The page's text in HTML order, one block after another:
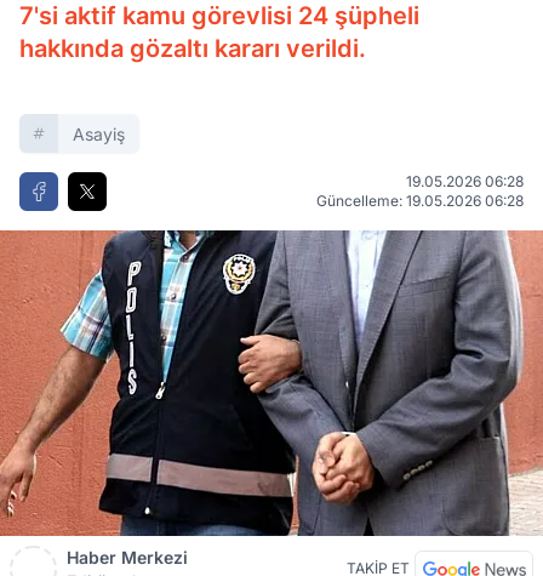
7'si aktif kamu görevlisi 24 şüpheli
hakkında gözaltı kararı verildi.
Asayiş
19.05.2026 06:28
Güncelleme: 19.05.2026 06:28
Haber Merkezi
TAKİP ET